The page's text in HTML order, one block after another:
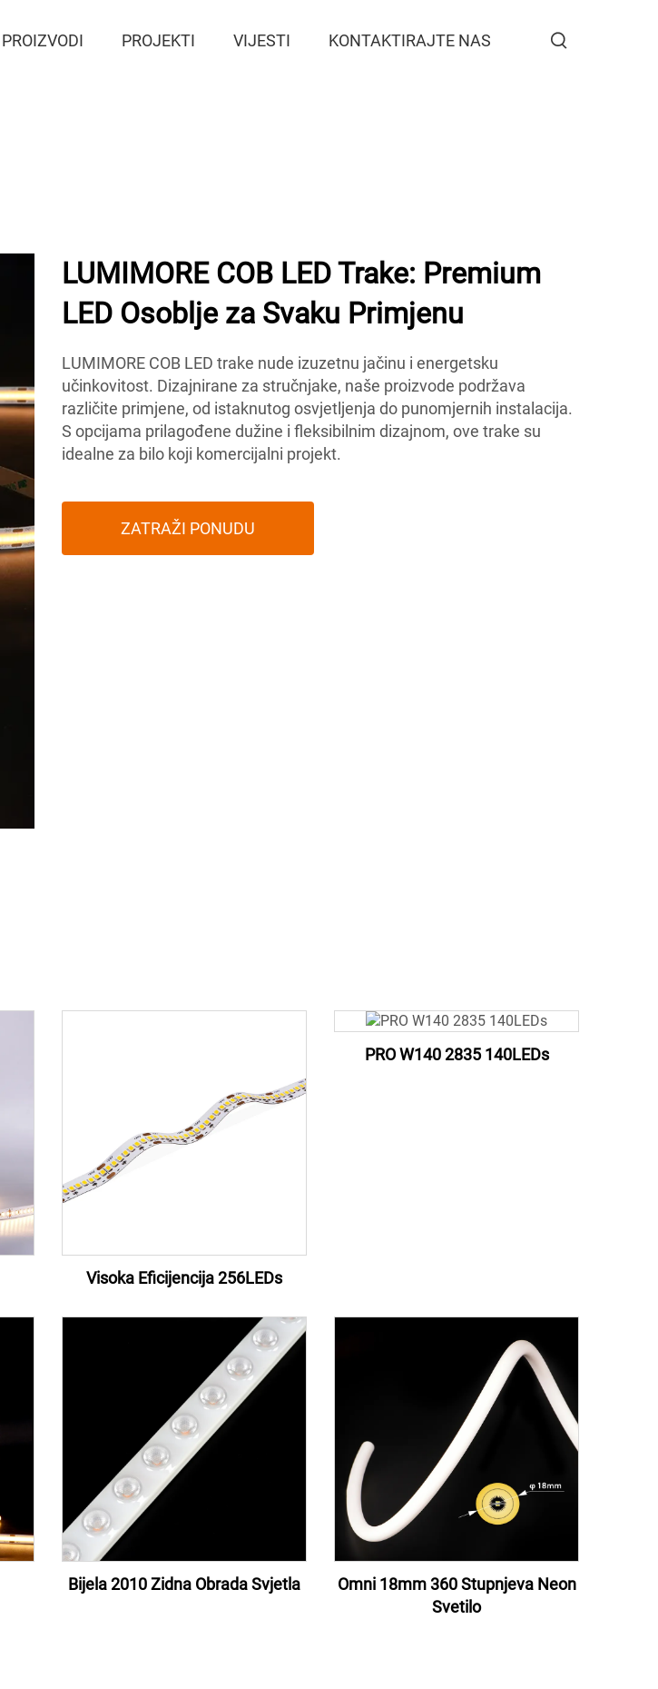
PROIZVODI PROJEKTI VIJESTI KONTAKTIRAJTE NAS
LUMIMORE COB LED Trake: Premium
LED Osoblje za Svaku Primjenu
LUMIMORE COB LED trake nude izuzetnu jačinu i energetsku
učinkovitost. Dizajnirane za stručnjake, naše proizvode podržava
različite primjene, od istaknutog osvjetljenja do punomjernih instalacija.
S opcijama prilagođene dužine i fleksibilnim dizajnom, ove trake su
idealne za bilo koji komercijalni projekt.
ZATRAŽI PONUDU
Visoka Eficijencija 256LEDs
PRO W140 2835 140LEDs
Bijela 2010 Zidna Obrada Svjetla
Omni 18mm 360 Stupnjeva Neon
Svetilo